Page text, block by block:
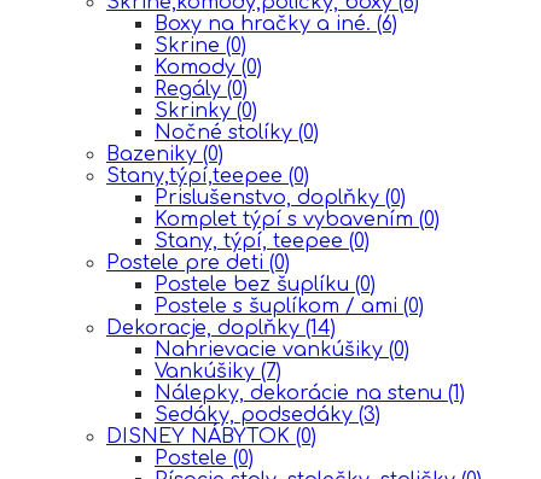
Boxy na hračky a iné. (6)
Skrine (0)
Komody (0)
Regály (0)
Skrinky (0)
Nočné stolíky (0)
Bazeniky (0)
Stany,týpí,teepee (0)
Prislušenstvo, doplňky (0)
Komplet týpí s vybavením (0)
Stany, týpí, teepee (0)
Postele pre deti (0)
Postele bez šuplíku (0)
Postele s šuplíkom / ami (0)
Dekoracje, doplňky (14)
Nahrievacie vankúšiky (0)
Vankúšiky (7)
Nálepky, dekorácie na stenu (1)
Sedáky, podsedáky (3)
DISNEY NÁBYTOK (0)
Postele (0)